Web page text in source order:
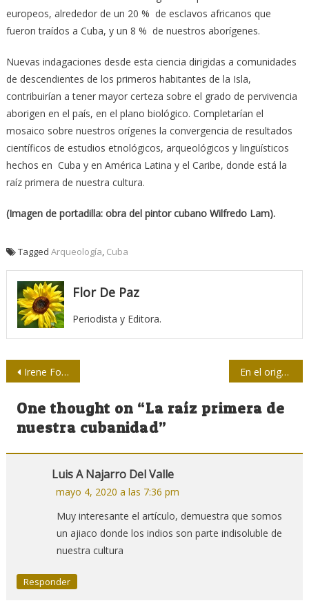
europeos, alrededor de un 20 % de esclavos africanos que
fueron traídos a Cuba, y un 8 % de nuestros aborígenes.
Nuevas indagaciones desde esta ciencia dirigidas a comunidades
de descendientes de los primeros habitantes de la Isla,
contribuirían a tener mayor certeza sobre el grado de pervivencia
aborigen en el país, en el plano biológico. Completarían el
mosaico sobre nuestros orígenes la convergencia de resultados
científicos de estudios etnológicos, arqueológicos y lingüísticos
hechos en Cuba y en América Latina y el Caribe, donde está la
raíz primera de nuestra cultura.
(Imagen de portadilla: obra del pintor cubano Wilfredo Lam).
Tagged Arqueología, Cuba
Flor De Paz
Periodista y Editora.
Navegación
de
entradas
Irene Forbes rescató al otro Fonst En el origen fue la mezcla
One thought on “La raíz primera de
nuestra cubanidad”
Luis A Najarro Del Valle
mayo 4, 2020 a las 7:36 pm
Muy interesante el artículo, demuestra que somos
un ajiaco donde los indios son parte indisoluble de
nuestra cultura
Responder